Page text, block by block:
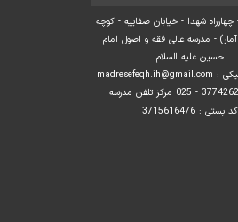
شهدا - خیابان صفاییه - کوچه
22 (آمار) - مدرسه عالی فقه و اصول امام
حسین علیه السلام
:
madresefeqh.ih@gmail.com
کد پستی : 3715616476